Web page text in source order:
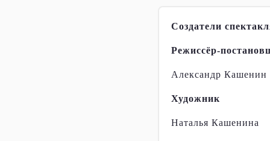
Создатели
Режиссёр-
Александр Кашенин
Художник
Наталья Кашенина